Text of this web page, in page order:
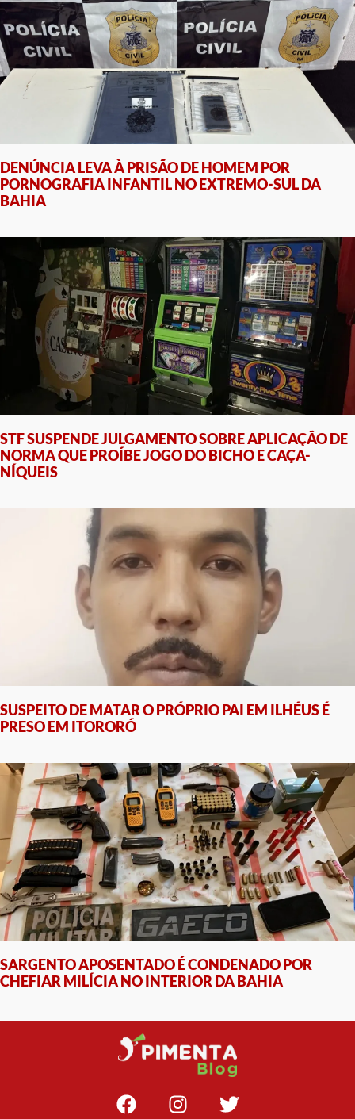
DENÚNCIA LEVA À PRISÃO DE HOMEM POR
PORNOGRAFIA INFANTIL NO EXTREMO-SUL DA
BAHIA
STF SUSPENDE JULGAMENTO SOBRE APLICAÇÃO DE
NORMA QUE PROÍBE JOGO DO BICHO E CAÇA-
NÍQUEIS
SUSPEITO DE MATAR O PRÓPRIO PAI EM ILHÉUS É
PRESO EM ITORORÓ
SARGENTO APOSENTADO É CONDENADO POR
CHEFIAR MILÍCIA NO INTERIOR DA BAHIA